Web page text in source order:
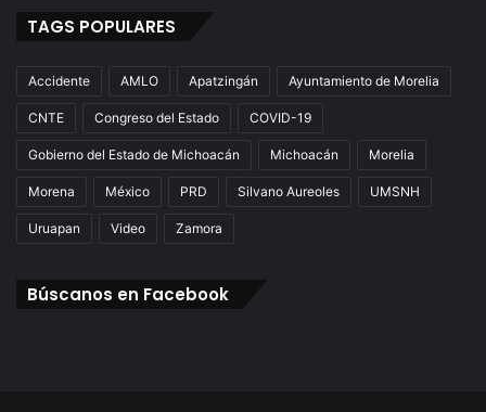
TAGS POPULARES
Accidente AMLO Apatzingán Ayuntamiento de Morelia
CNTE Congreso del Estado COVID-19
Gobierno del Estado de Michoacán Michoacán Morelia
Morena México PRD Silvano Aureoles UMSNH
Uruapan Video Zamora
Búscanos en Facebook